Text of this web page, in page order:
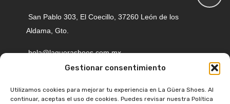
Gestionar consentimiento
Utilizamos cookies para mejorar tu experiencia en La Güera Shoes. Al
continuar, aceptas el uso de cookies. Puedes revisar nuestra Política
San Pablo 303, El Coecillo, 37260 León de los
Aldama, Gto.
hola@laguerashoes.com.mx